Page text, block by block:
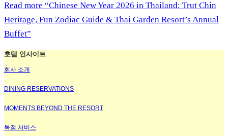
Read more “Chinese New Year 2026 in Thailand: Trut Chin
Heritage, Fun Zodiac Guide & Thai Garden Resort’s Annual
Buffet”
호텔 인사이트
회사 소개
DINING RESERVATIONS
MOMENTS BEYOND THE RESORT
독점 서비스